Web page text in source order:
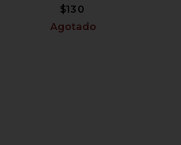
$130
Agotado